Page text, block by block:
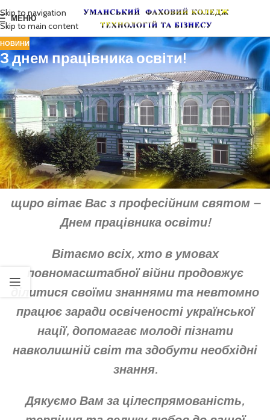
Skip to navigation
Skip to main content
МЕНЮ
НОВИНИ
З днем працівника освіти!
Шановні колеги!
Колектив ВСП « Уманський фаховий коледж
технологій та бізнесу Уманського
національного університету садівництва»
щиро вітає Вас з професійним святом –
Днем працівника освіти!
Вітаємо всіх, хто в умовах
повномасштабної війни продовжує
ділитися своїми знаннями та невтомно
працює заради освіченості української
нації, допомагає молоді пізнати
навколишній світ та здобути необхідні
знання.
Дякуємо Вам за цілеспрямованість,